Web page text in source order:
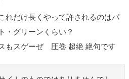
れだけ長くやって許されるのはパ
・グリーンくらい？
もスゲーぜ 圧巻 超絶 絶句です